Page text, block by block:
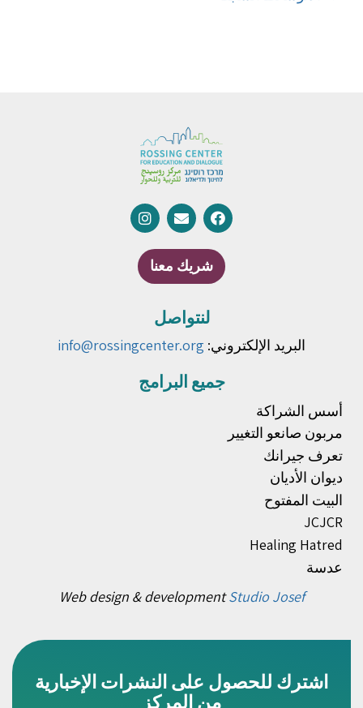
شريك معنا
لنتواصل
البريد الإلكتروني: info@rossingcenter.org
جميع البرامج
أسس الشراكة
مربون صانعو التغيير
تعرف جيرانك
ديوان الأديان
البيت المفتوح
JCJCR
Healing Hatred
عدسة
Web design & developmentStudio Josef
اشترك للحصول على النشرات الإخبارية
من المركز